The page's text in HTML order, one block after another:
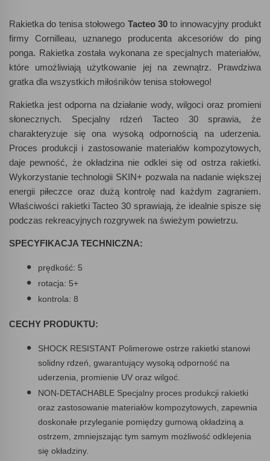
Rakietka do tenisa stołowego Tacteo 30to innowacyjny produkt
firmy Cornilleau, uznanego producenta akcesoriów do ping
ponga. Rakietka została wykonana ze specjalnych materiałów,
które umożliwiają użytkowanie jej na zewnątrz. Prawdziwa
gratka dla wszystkich miłośników tenisa stołowego!
Rakietka jest odporna na działanie wody, wilgoci oraz promieni
słonecznych. Specjalny rdzeń Tacteo 30 sprawia, że
charakteryzuje się ona wysoką odpornością na uderzenia.
Proces produkcji i zastosowanie materiałów kompozytowych,
daje pewność, że okładzina nie odklei się od ostrza rakietki.
Wykorzystanie technologii SKIN+ pozwala na nadanie większej
energii piłeczce oraz dużą kontrolę nad każdym zagraniem.
Właściwości rakietki Tacteo 30 sprawiają, że idealnie spisze się
podczas rekreacyjnych rozgrywek na świeżym powietrzu.
SPECYFIKACJA TECHNICZNA:
prędkość: 5
rotacja: 5+
kontrola: 8
CECHY PRODUKTU:
SHOCK RESISTANT Polimerowe ostrze rakietki stanowi
solidny rdzeń, gwarantujący wysoką odporność na
uderzenia, promienie UV oraz wilgoć.
NON-DETACHABLE Specjalny proces produkcji rakietki
oraz zastosowanie materiałów kompozytowych, zapewnia
doskonałe przyleganie pomiędzy gumową okładziną a
ostrzem, zmniejszając tym samym możliwość odklejenia
się okładziny.